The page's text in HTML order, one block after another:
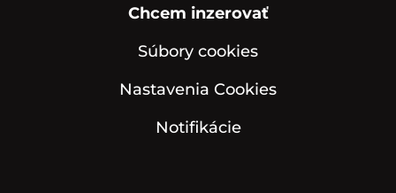
Chcem inzerovať
Súbory cookies
Nastavenia Cookies
Notifikácie